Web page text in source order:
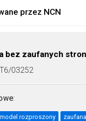
przez NCN
bez zaufanych stron
03252
:
model rozproszony